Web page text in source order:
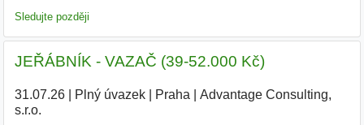
Sledujte později
JEŘÁBNÍK - VAZAČ (39-52.000 Kč)
31.07.26| Plný úvazek| Praha
Advantage Consulting,
s.r.o.